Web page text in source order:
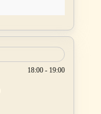
18:00 - 19:00